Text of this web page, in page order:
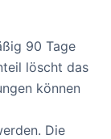
90 Tage
löscht das
können
Die